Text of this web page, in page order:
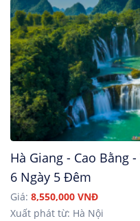
Hà Giang - Cao Bằng
6 Ngày 5 Đêm
Giá: 8,550,000 VNĐ
Xuất phát từ: Hà Nội